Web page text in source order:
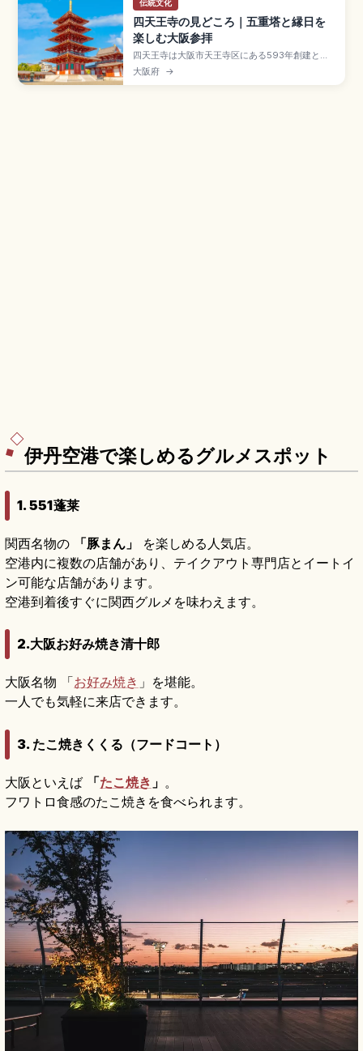
伝統文化
四天王寺の見どころ｜五重塔と縁日を
楽しむ大阪参拝
四天王寺は大阪市天王寺区にある593年創建と伝
わる「和宗」総本山で、聖徳太子が建立した日本
最古級の官寺。中門・五重塔・金堂・講堂が一直
大阪府 →
伊丹空港で楽しめるグルメスポット
1. 551蓬莱
関西名物の 「豚まん」
を楽しめる人気店。
空港内に複数の店舗があり、テイクアウト専門店とイートイ
ン可能な店舗があります。
空港到着後すぐに関西グルメを味わえます。
2.大阪お好み焼き清十郎
大阪名物 「お好み焼き 」を堪能。
一人でも気軽に来店できます。
3. たこ焼きくくる（フードコート）
大阪といえば 「たこ焼き 」 。
フワトロ食感のたこ焼きを食べられます。